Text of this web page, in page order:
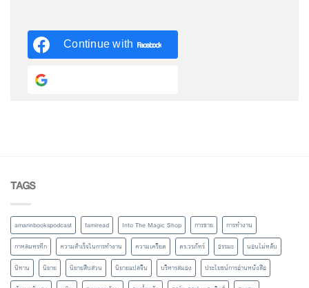
Continue with Facebook
TAGS
amarinbookspodcast famiread Into The Magic Shop การขาย
การทำงาน
กาหลมหรทึก
ความสำเร็จในการทำงาน ความเครียด ดร.วรภัทร์ ธรรมะ
นอนไม่หลับ
นิทาน
นิยาย นิยายสืบสวน นิยายแปลจีน บริหารสมอง
ประโยชน์การอ่านหนังสือ